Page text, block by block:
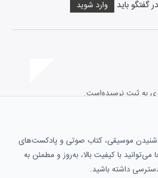
گفتگو باید وارد شوید
به ثبت نرسیده‌است.
شنیدن موسیقی، کتاب صوتی و پادکست‌های
با کیفیت بالا، به‌روز و مطمئن به
داشته باشید.